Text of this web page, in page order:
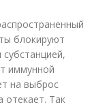
блокируют
иммунной
на выброс
отекает. Так